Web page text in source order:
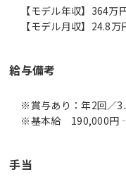
【モデル年収】364万
【モデル月収】24.8
給与備考
※賞与あり：年2回／
※基本給 190,000円
手当